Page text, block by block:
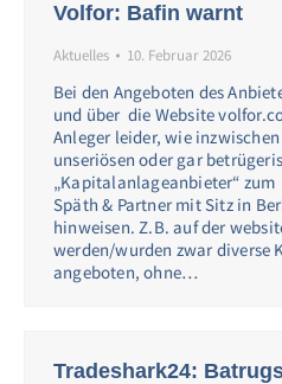
Volfor: Bafin warnt
Aktuelles 10. Februar 2026
Bei den Angeboten des
und über die Website
Anleger leider, wie
unseriösen oder gar
„Kapitalanlageanbieter“
Späth & Partner mit Sitz in
hinweisen. Z.B. auf der
werden/wurden zwar diverse
angeboten, ohne…
Tradeshark24: